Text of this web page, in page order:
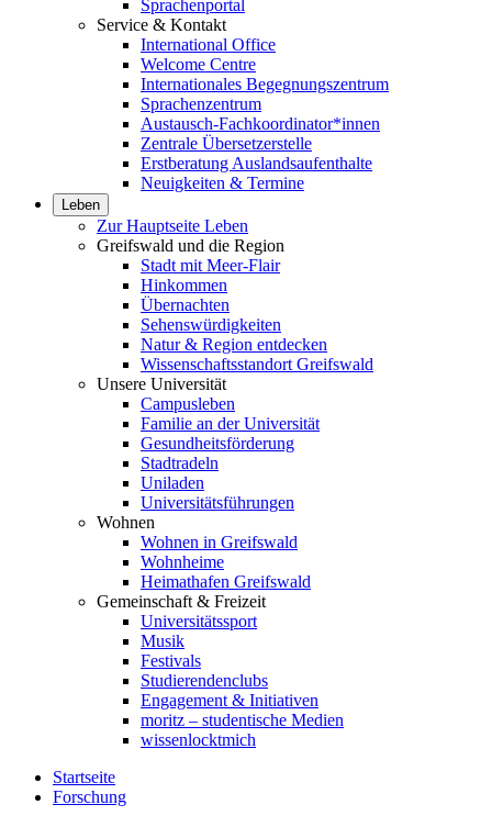
Sprachenportal
Service & Kontakt
International Office
Welcome Centre
Internationales Begegnungszentrum
Sprachenzentrum
Austausch-Fachkoordinator*innen
Zentrale Übersetzerstelle
Erstberatung Auslandsaufenthalte
Neuigkeiten & Termine
Leben
Zur Hauptseite Leben
Greifswald und die Region
Stadt mit Meer-Flair
Hinkommen
Übernachten
Sehenswürdigkeiten
Natur & Region entdecken
Wissenschaftsstandort Greifswald
Unsere Universität
Campusleben
Familie an der Universität
Gesundheitsförderung
Stadtradeln
Uniladen
Universitätsführungen
Wohnen
Wohnen in Greifswald
Wohnheime
Heimathafen Greifswald
Gemeinschaft & Freizeit
Universitätssport
Musik
Festivals
Studierendenclubs
Engagement & Initiativen
moritz – studentische Medien
wissenlocktmich
Startseite
Forschung